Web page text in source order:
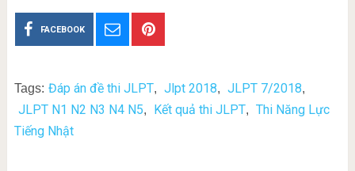
FACEBOOK
Tags: Đáp án đề thi JLPT, Jlpt 2018, JLPT 7/2018,
JLPT N1 N2 N3 N4 N5, Kết quả thi JLPT, Thi Năng Lực
Tiếng Nhật